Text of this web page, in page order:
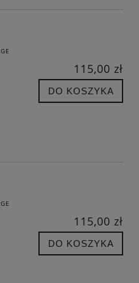
115,00 zł
DO KOSZYKA
115,00 zł
DO KOSZYKA